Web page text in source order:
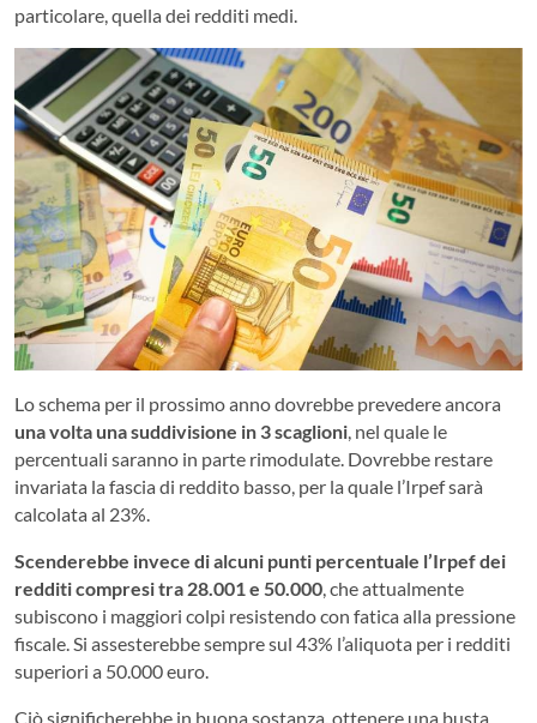
particolare, quella dei redditi medi.
Lo schema per il prossimo anno dovrebbe prevedere ancora
una volta una suddivisione in 3 scaglioni, nel quale le
percentuali saranno in parte rimodulate. Dovrebbe restare
invariata la fascia di reddito basso, per la quale l’Irpef sarà
calcolata al 23%.
Scenderebbe invece di alcuni punti percentuale l’Irpef dei
redditi compresi tra 28.001 e 50.000, che attualmente
subiscono i maggiori colpi resistendo con fatica alla pressione
fiscale. Si assesterebbe sempre sul 43% l’aliquota per i redditi
superiori a 50.000 euro.
Ciò significherebbe in buona sostanza, ottenere una busta